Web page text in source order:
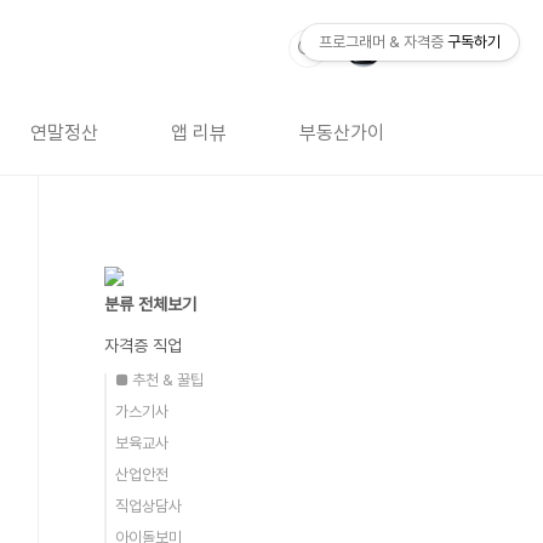
연말정산 앱 리뷰 부동산가이드
분류 전체보기
자격증 직업
■ 추천 & 꿀팁
가스기사
보육교사
산업안전
직업상담사
아이돌보미
프로그래머 & 자격증 구독하기